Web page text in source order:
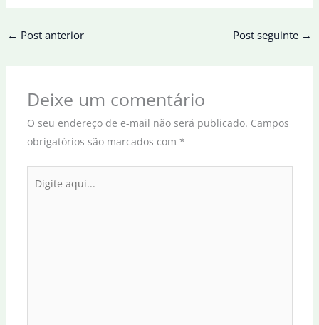
← Post anterior Post seguinte →
Deixe um comentário
O seu endereço de e-mail não será publicado. Campos
obrigatórios são marcados com *
aqui...